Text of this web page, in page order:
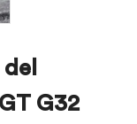
G32